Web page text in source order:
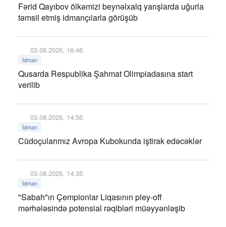
Fərid Qayıbov ölkəmizi beynəlxalq yarışlarda uğurla
təmsil etmiş idmançılarla görüşüb
03.08.2026, 16:46
İdman
Qusarda Respublika Şahmat Olimpiadasına start
verilib
03.08.2026, 14:56
İdman
Cüdoçularımız Avropa Kubokunda iştirak edəcəklər
03.08.2026, 14:35
İdman
"Sabah"ın Çempionlar Liqasının pley-off
mərhələsində potensial rəqibləri müəyyənləşib